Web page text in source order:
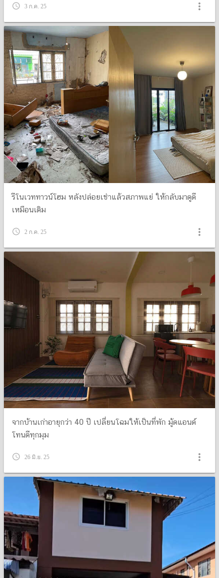
query_builder 3 ก.ค. 25 more_vert
รีโนเวททาวน์โฮม หลังปล่อยเช่าแล้วสภาพแย่ ให้กลับมาดูดี
เหมือนเดิม
query_builder 2 ก.ค. 25 more_vert
จากบ้านเก่าอายุกว่า 40 ปี เปลี่ยนโฉมให้เป็นที่พัก มู้ดแอนด์
โทนดีทุกมุม
query_builder 26 มิ.ย. 25 more_vert